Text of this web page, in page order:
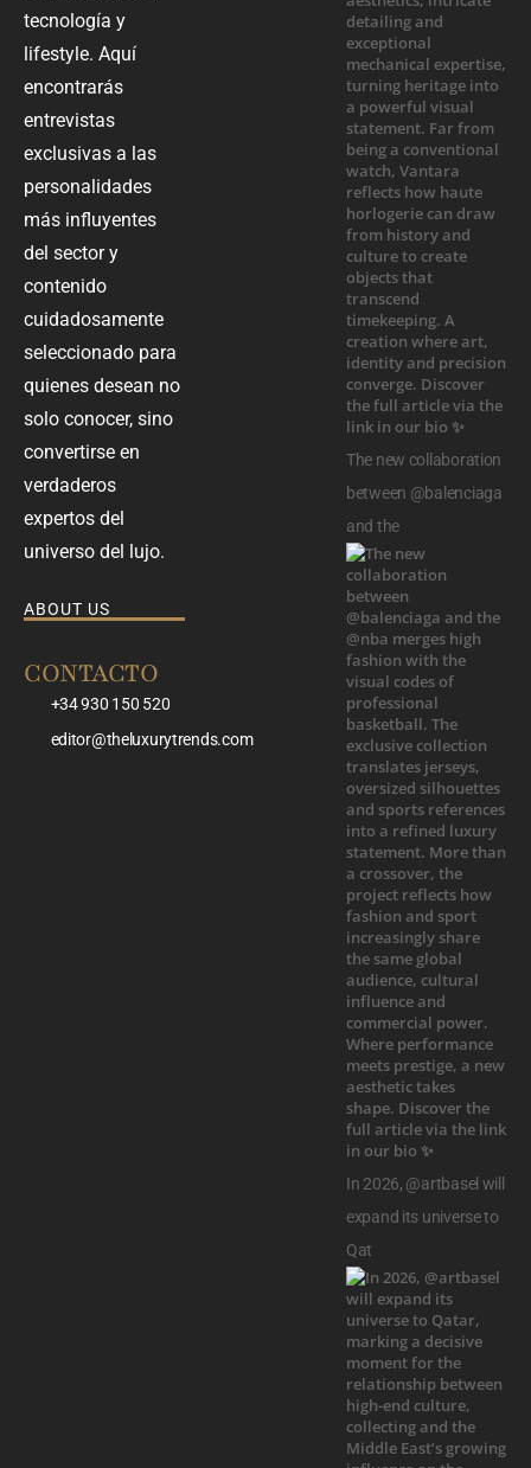
tecnología y
lifestyle. Aquí
encontrarás
entrevistas
exclusivas a las
personalidades
más influyentes
del sector y
contenido
cuidadosamente
seleccionado para
quienes desean no
solo conocer, sino
convertirse en
verdaderos
expertos del
universo del lujo.
ABOUT US
CONTACTO
+34 930 150 520
editor@theluxurytrends.com
The new collaboration
between @balenciaga
and the
In 2026, @artbasel will
expand its universe to
Qat